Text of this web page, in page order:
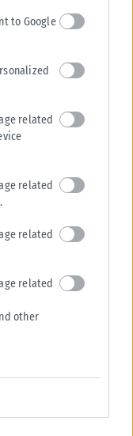
to Google
related
related
related
related
other
από 25 τραυματίες,
σοβαρό τροχαίο που
συγκρούστηκαν